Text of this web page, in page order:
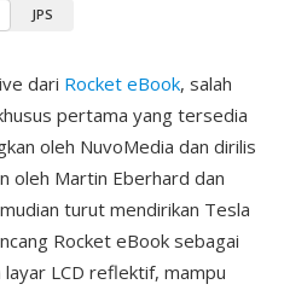
JPS
dari Rocket eBook, salah
pertama yang tersedia
oleh NuvoMedia dan dirilis
oleh Martin Eberhard dan
turut mendirikan Tesla
Rocket eBook sebagai
LCD reflektif, mampu